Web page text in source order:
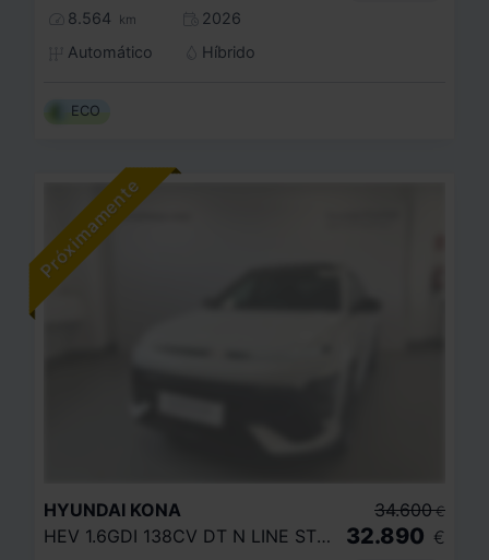
8.564 km
2026
Automático
Híbrido
ECO
HYUNDAI KONA
HEV 1.6GDI 138CV DT N LINE STYLE
34.600 €
32.890 €